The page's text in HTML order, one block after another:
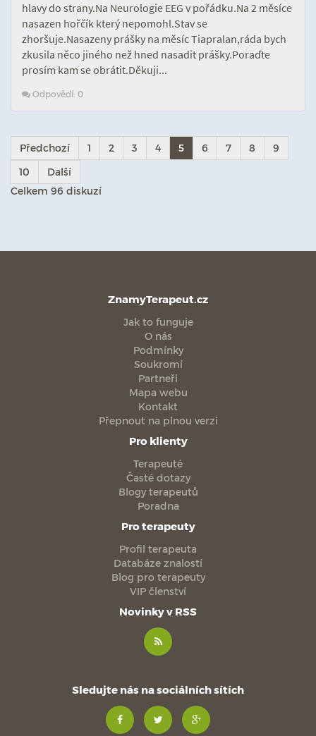
hlavy do strany.Na Neurologie EEG v pořádku.Na 2 měsíce
nasazen hořčík který nepomohl.Stav se
zhoršuje.Nasazeny prášky na měsíc Tiapralan,ráda bych
zkusila něco jiného než hned nasadit prášky.Poraďte
prosím kam se obrátit.Děkuji...
Odpovědí: 0
Předchozí 1 2 3 4 5 6 7 8
9
10
Další
Celkem 96 diskuzí
ZnamyTerapeut.cz
Jak to funguje
O nás
Podmínky
Soukromí
Partneři
Mapa webu
Kontakt
Přepnout na plnou verzi
Pro klienty
Terapeuté
Časté dotazy
Blogy terapeutů
Poradna
Pro terapeuty
Profil terapeuta
Databáze znalostí
Blog pro terapeuty
VIP členství
Novinky v RSS
Sledujte nás na sociálních sítích